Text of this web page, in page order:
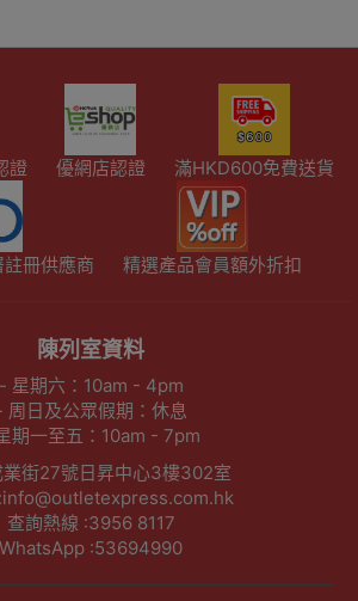
證 優網店認證 滿HKD600免費送貨
冊供應商 精選產品會員額外折扣
陳列室資料
- 星期六：10am - 4pm
周日及公眾假期：休息
期一至五：10am - 7pm
業街27號日昇中心3樓302室
查詢熱線 :3956 8117
WhatsApp :53694990